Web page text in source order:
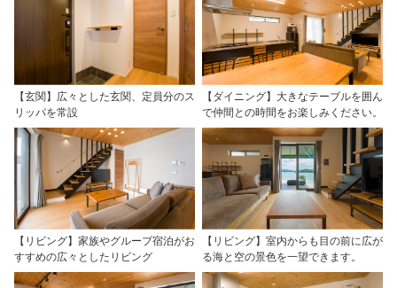
【玄関】広々とした玄関、定員分のス
リッパを常設
【ダイニング】大きなテーブルを囲ん
で仲間との時間をお楽しみください。
【リビング】家族やグループ宿泊がお
すすめの広々としたリビング
【リビング】室内からも目の前に広が
る海と空の景色を一望できます。